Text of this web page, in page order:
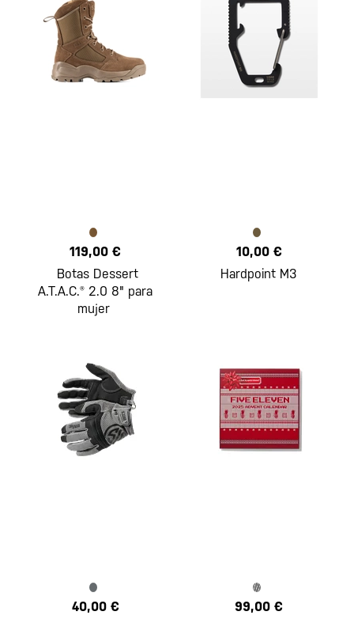
119,00 €
Botas Dessert
A.T.A.C.® 2.0 8" para
mujer
10,00 €
Hardpoint M3
40,00 € 99,00 €